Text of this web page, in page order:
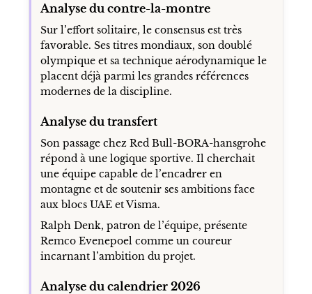
Analyse du contre-la-montre
Sur l’effort solitaire, le consensus est très
favorable. Ses titres mondiaux, son doublé
olympique et sa technique aérodynamique le
placent déjà parmi les grandes références
modernes de la discipline.
Analyse du transfert
Son passage chez Red Bull-BORA-hansgrohe
répond à une logique sportive. Il cherchait
une équipe capable de l’encadrer en
montagne et de soutenir ses ambitions face
aux blocs UAE et Visma.
Ralph Denk, patron de l’équipe, présente
Remco Evenepoel comme un coureur
incarnant l’ambition du projet.
Analyse du calendrier 2026